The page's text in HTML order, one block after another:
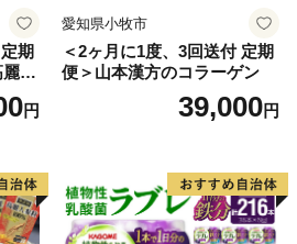
期
人
円
愛知県小牧市
＜2ヶ月に1度、3回送付 定期
便＞山本漢方のコラーゲン
39,000円